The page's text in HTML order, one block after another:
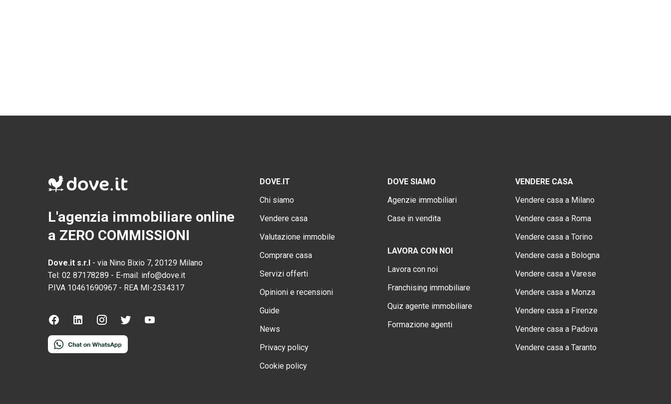
L'agenzia immobiliare online
a ZERO COMMISSIONI
Dove.it s.r.l - via Nino Bixio 7, 20129 Milano
Tel: 02 87178289 - E-mail: info@dove.it
P.IVA 10461690967 - REA MI-2534317
DOVE.IT
Chi siamo
Vendere casa
Valutazione immobile
Comprare casa
Servizi offerti
Opinioni e recensioni
Guide
News
Privacy policy
Cookie policy
DOVE SIAMO
Agenzie immobiliari
Case in vendita
LAVORA CON NOI
Lavora con noi
Franchising immobiliare
Quiz agente immobiliare
Formazione agenti
VENDERE CASA
Vendere casa a Milano
Vendere casa a Roma
Vendere casa a Torino
Vendere casa a Bologna
Vendere casa a Varese
Vendere casa a Monza
Vendere casa a Firenze
Vendere casa a Padova
Vendere casa a Taranto